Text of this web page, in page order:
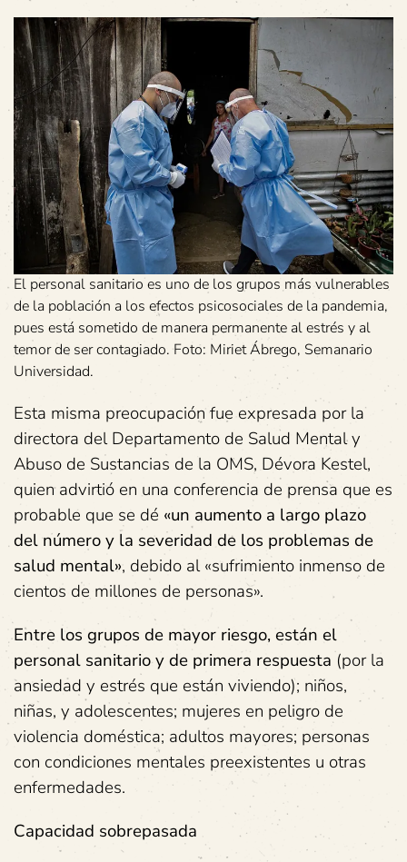
El personal sanitario es uno de los grupos más vulnerables
de la población a los efectos psicosociales de la pandemia,
pues está sometido de manera permanente al estrés y al
temor de ser contagiado. Foto: Miriet Ábrego, Semanario
Universidad.
Esta misma preocupación fue expresada por la
directora del Departamento de Salud Mental y
Abuso de Sustancias de la OMS, Dévora Kestel,
quien advirtió en una conferencia de prensa que es
probable que se dé «un aumento a largo plazo
del número y la severidad de los problemas de
salud mental», debido al «sufrimiento inmenso de
cientos de millones de personas».
Entre los grupos de mayor riesgo, están el
personal sanitario y de primera respuesta (por la
ansiedad y estrés que están viviendo); niños,
niñas, y adolescentes; mujeres en peligro de
violencia doméstica; adultos mayores; personas
con condiciones mentales preexistentes u otras
enfermedades.
Capacidad sobrepasada